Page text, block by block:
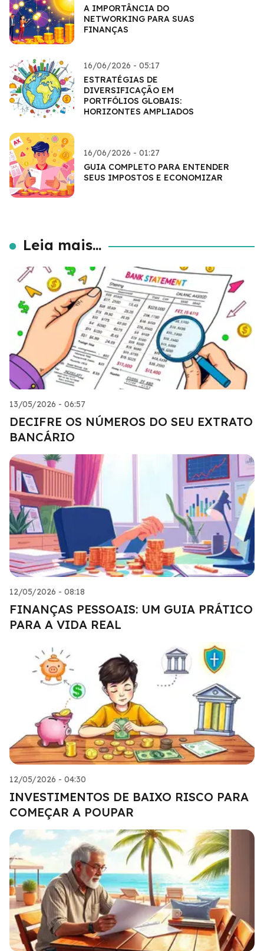
A IMPORTÂNCIA DO
NETWORKING PARA SUAS
FINANÇAS
16/06/2026 - 05:17
ESTRATÉGIAS DE
DIVERSIFICAÇÃO EM
PORTFÓLIOS GLOBAIS:
HORIZONTES AMPLIADOS
16/06/2026 - 01:27
GUIA COMPLETO PARA ENTENDER
SEUS IMPOSTOS E ECONOMIZAR
Leia mais...
13/05/2026 - 06:57
DECIFRE OS NÚMEROS DO SEU EXTRATO
BANCÁRIO
12/05/2026 - 08:18
FINANÇAS PESSOAIS: UM GUIA PRÁTICO
PARA A VIDA REAL
12/05/2026 - 04:30
INVESTIMENTOS DE BAIXO RISCO PARA
COMEÇAR A POUPAR